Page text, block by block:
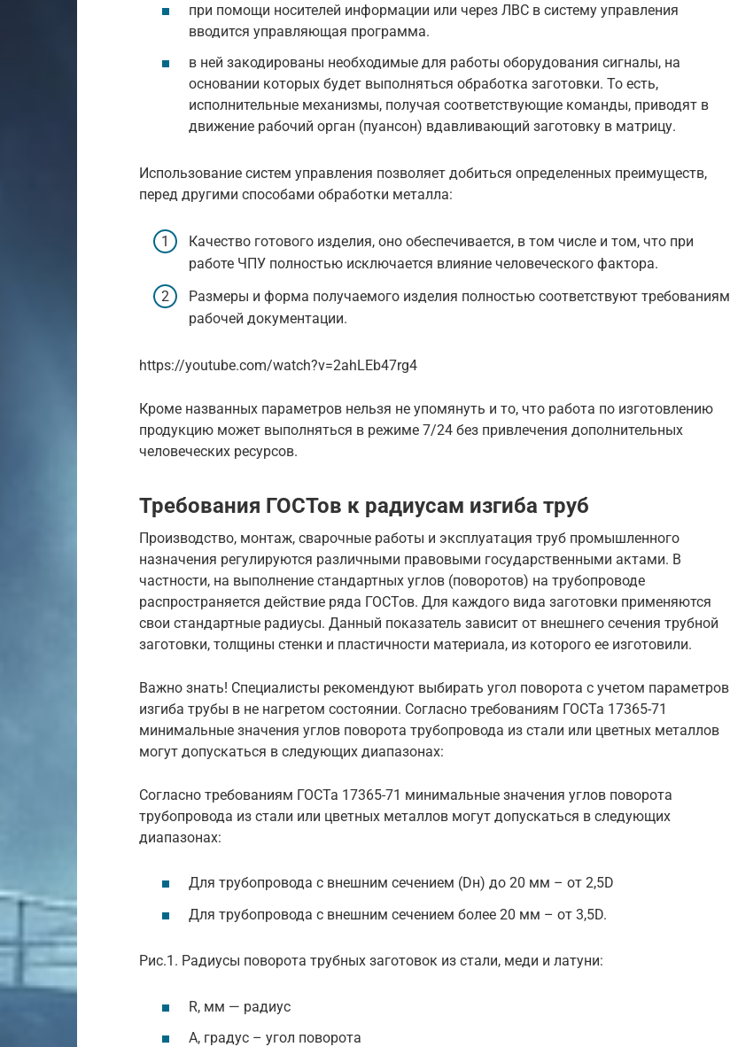
при помощи носителей информации или через ЛВС в систему управления
вводится управляющая программа.
в ней закодированы необходимые для работы оборудования сигналы, на
основании которых будет выполняться обработка заготовки. То есть,
исполнительные механизмы, получая соответствующие команды, приводят в
движение рабочий орган (пуансон) вдавливающий заготовку в матрицу.
Использование систем управления позволяет добиться определенных преимуществ,
перед другими способами обработки металла:
Качество готового изделия, оно обеспечивается, в том числе и том, что при
работе ЧПУ полностью исключается влияние человеческого фактора.
Размеры и форма получаемого изделия полностью соответствуют требованиям
рабочей документации.
https://youtube.com/watch?v=2ahLEb47rg4
Кроме названных параметров нельзя не упомянуть и то, что работа по изготовлению
продукцию может выполняться в режиме 7/24 без привлечения дополнительных
человеческих ресурсов.
Требования ГОСТов к радиусам изгиба труб
Производство, монтаж, сварочные работы и эксплуатация труб промышленного
назначения регулируются различными правовыми государственными актами. В
частности, на выполнение стандартных углов (поворотов) на трубопроводе
распространяется действие ряда ГОСТов. Для каждого вида заготовки применяются
свои стандартные радиусы. Данный показатель зависит от внешнего сечения трубной
заготовки, толщины стенки и пластичности материала, из которого ее изготовили.
Важно знать! Специалисты рекомендуют выбирать угол поворота с учетом параметров
изгиба трубы в не нагретом состоянии. Согласно требованиям ГОСТа 17365-71
минимальные значения углов поворота трубопровода из стали или цветных металлов
могут допускаться в следующих диапазонах:
Согласно требованиям ГОСТа 17365-71 минимальные значения углов поворота
трубопровода из стали или цветных металлов могут допускаться в следующих
диапазонах:
Для трубопровода с внешним сечением (Dн) до 20 мм – от 2,5D
Для трубопровода с внешним сечением более 20 мм – от 3,5D.
Рис.1. Радиусы поворота трубных заготовок из стали, меди и латуни:
R, мм — радиус
A, градус – угол поворота